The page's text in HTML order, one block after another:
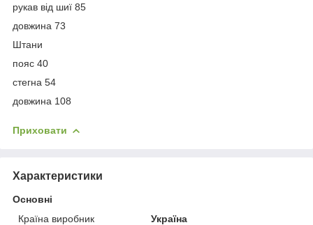
рукав від шиї 85
довжина 73
Штани
пояс 40
стегна 54
довжина 108
Приховати
Характеристики
Основні
Країна виробник
Україна